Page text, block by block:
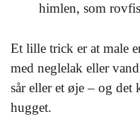
himlen, som
Et lille trick er at male
med neglelak eller
sår eller et øje – og
hugget.